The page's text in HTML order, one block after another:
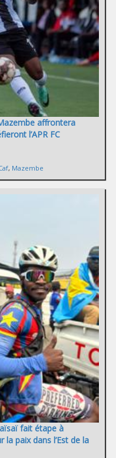
affrontera
l’APR FC
, Mazembe
fait étape à
paix dans l’Est de la